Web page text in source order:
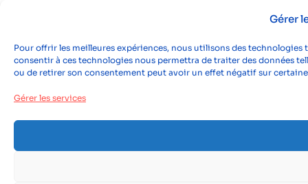
Gérer
Pour offrir les meilleures expériences, nous utilisons des
consentir à ces technologies nous permettra de traiter des données
ou de retirer son consentement peut avoir un effet négatif sur
Gérer les services